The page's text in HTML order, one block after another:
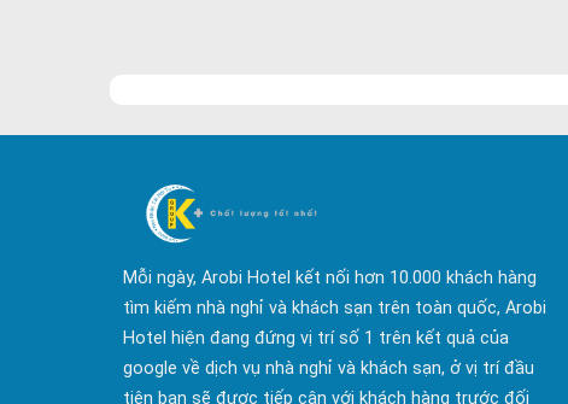
Mỗi ngày, Arobi Hotel kết nối hơn 10.000 khách hàng
tìm kiếm nhà nghỉ và khách sạn trên toàn quốc, Arobi
Hotel hiện đang đứng vị trí số 1 trên kết quả của
google về dịch vụ nhà nghỉ và khách sạn, ở vị trí đầu
tiên bạn sẽ được tiếp cận với khách hàng trước đối